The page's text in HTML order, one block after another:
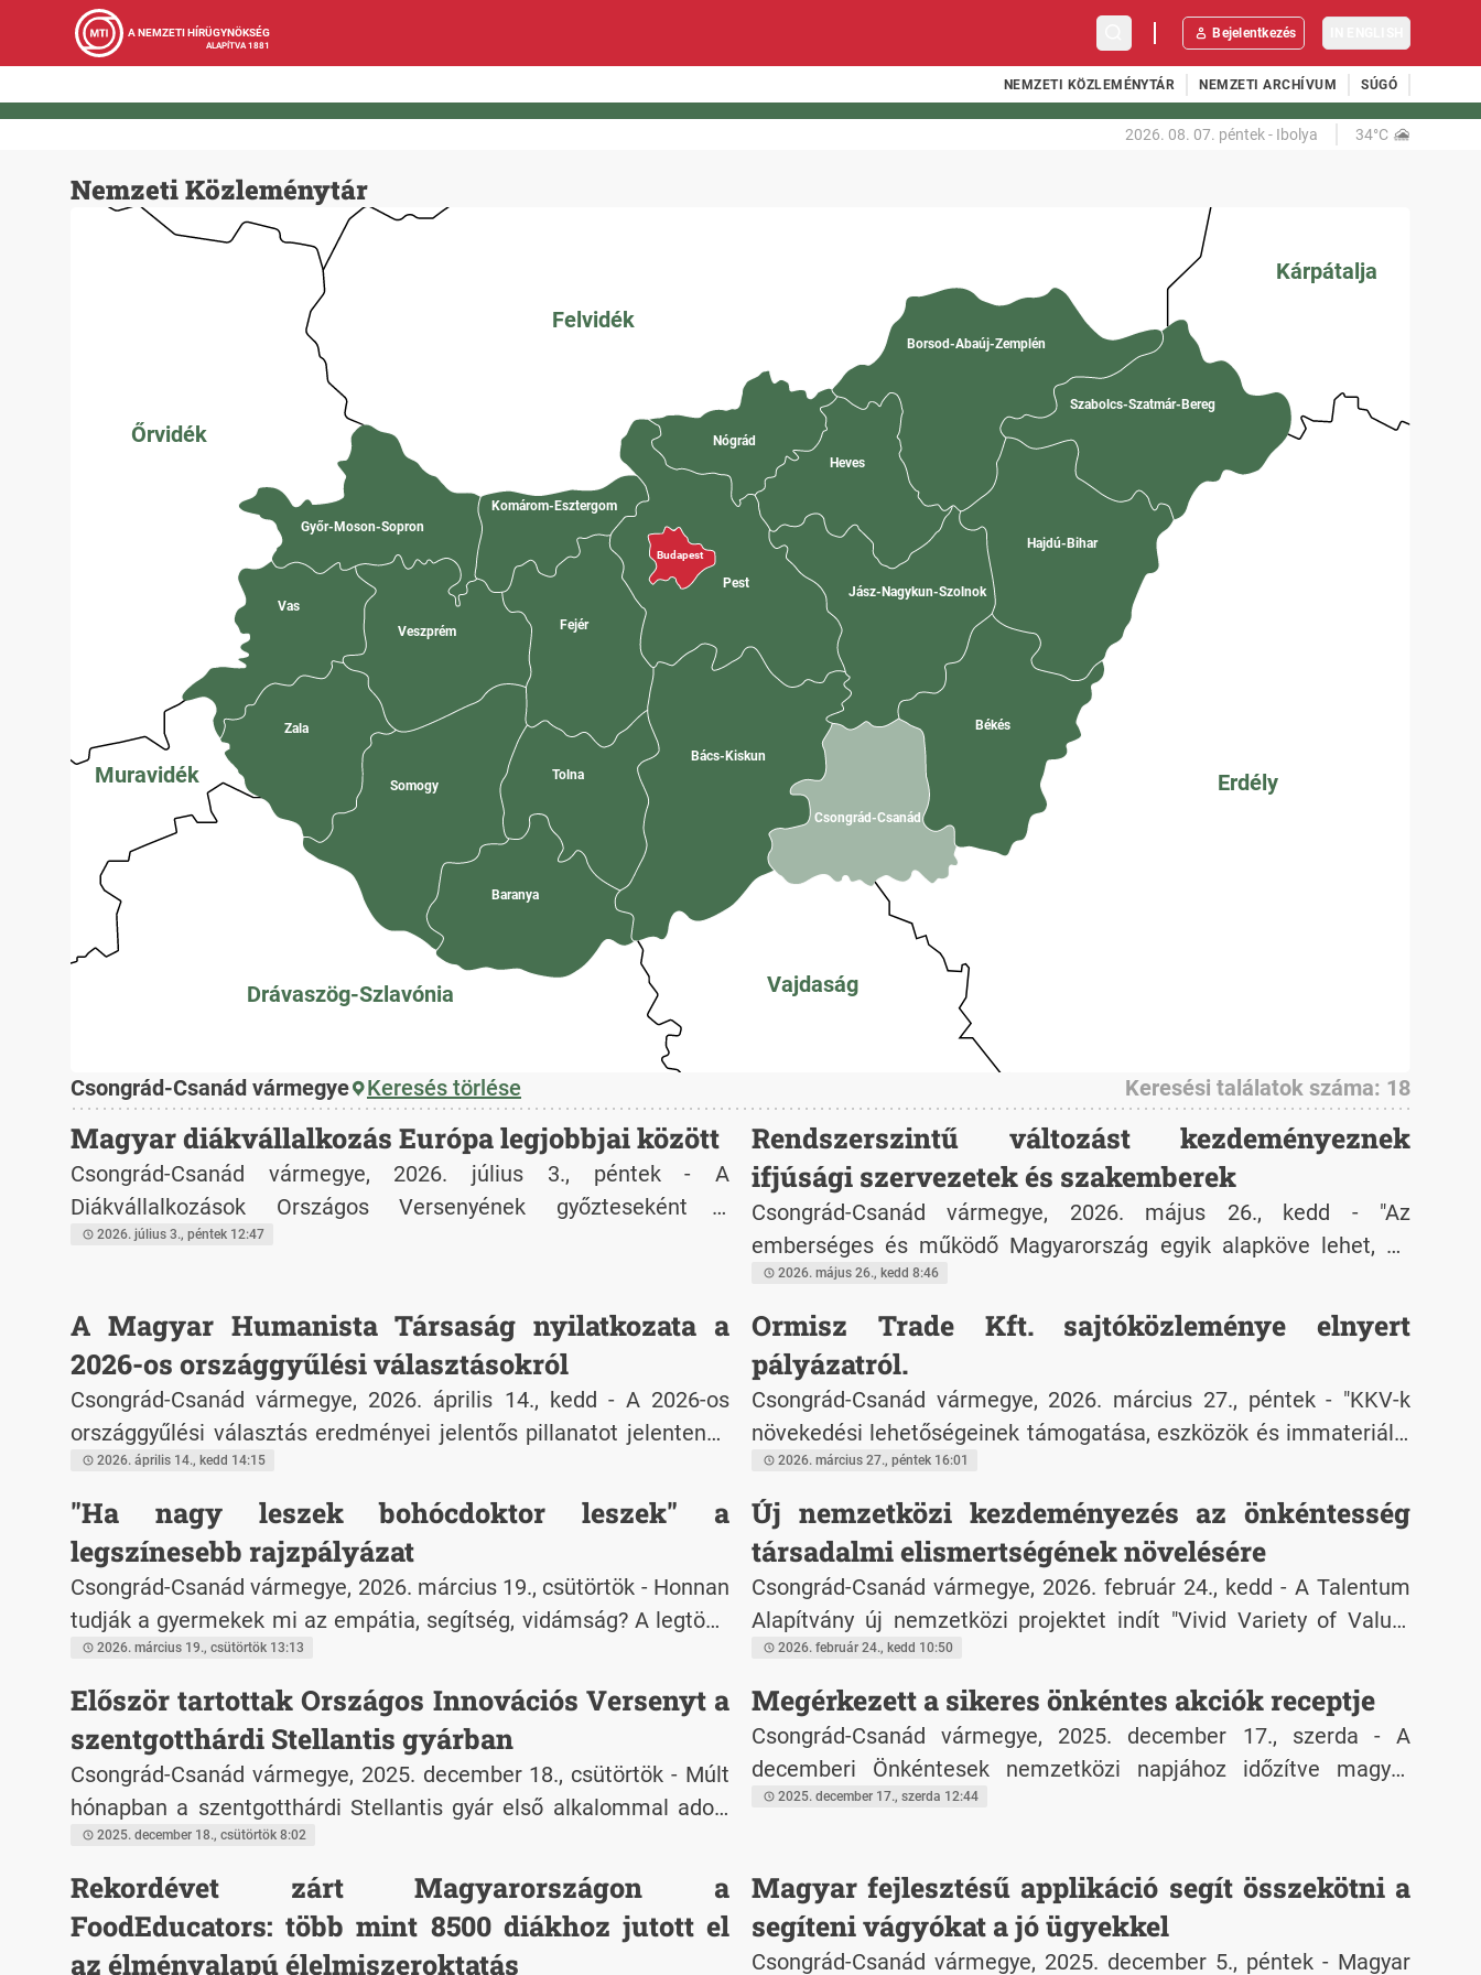
A NEMZETI HÍRÜGYNÖKSÉG
ALAPÍTVA 1881
Bejelentkezés
NEMZETI KÖZLEMÉNYTÁR NEMZETI ARCHÍVUM SÚGÓ
2026. 08. 07. péntek- Ibolya 34°C
Nemzeti Közleménytár
Őrvidék
Drávaszög-Szlavónia Vajdaság
Felvidék
Kárpátalja
Erdély
Muravidék
Vas
Zala
Győr-Moson-Sopron
Pest
Budapest
Baranya
Szabolcs-Szatmár-Bereg
Hajdú-Bihar
Békés
Bács-Kiskun
Csongrád-Csanád
Fejér
Tolna
Komárom-Esztergom
Somogy
Veszprém
Borsod-Abaúj-Zemplén
Nógrád
Heves
Jász-Nagykun-Szolnok
Csongrád-Csanád vármegye Keresés törlése Keresési találatok száma: 18
Magyar diákvállalkozás Európa legjobbjai között
Csongrád-Csanád vármegye, 2026. július 3., péntek - A
Diákvállalkozások Országos Versenyének győzteseként a
nyíregyházi RECAF csapata képviseli Magyarországot a GEN-E
bajnoksága. A rangos nemzetközi eseményt 2026. július 7-9. között
Rigában rendezik meg, ahol közel 40 ország legtehetségesebb
diákvállalkozói mérik össze tudásukat.
2026. július 3., péntek 12:47
Rendszerszintű változást kezdeményeznek
ifjúsági szervezetek és szakemberek
Csongrád-Csanád vármegye, 2026. május 26., kedd - "Az
emberséges és működő Magyarország egyik alapköve lehet, ha
fiataljaink erős közösségekkel és jövőképpel rendelkeznek" –
olvasható az ifjúsági szakemberek által kezdeményezett
állásfoglalásban.
2026. május 26., kedd 8:46
A Magyar Humanista Társaság nyilatkozata a
2026-os országgyűlési választásokról
Csongrád-Csanád vármegye, 2026. április 14., kedd - A 2026-os
országgyűlési választás eredményei jelentős pillanatot jelentenek
Magyarország életében. A magas részvétel mellett a
választópolgárok világosan kifejezték demokratikus akaratukat és
a változás iránti igényüket.
2026. április 14., kedd 14:15
Ormisz Trade Kft. sajtóközleménye elnyert
pályázatról.
Csongrád-Csanád vármegye, 2026. március 27., péntek - "KKV-k
növekedési lehetőségeinek támogatása, eszközök és immateriális
javak beszerzése"
2026. március 27., péntek 16:01
"Ha nagy leszek bohócdoktor leszek" a
legszínesebb rajzpályázat
Csongrád-Csanád vármegye, 2026. március 19., csütörtök - Honnan
tudják a gyermekek mi az empátia, segítség, vidámság? A legtöbb
gyermekkel szerencsére nem találkozunk kórházi keretek között.
De a rajzoláshoz pont elég, ha elképzelik mivel vidíthatjuk, Ők
mivel vidítanák fel kevésbé szerencsés, kórházba került
pajtásaikat, barátaikat. Helyezkedj bele a szerepbe és rajzold le, Te
hogyan segítenél! A mai nappal újraindul alapítványunk
rajzpályázata a "Ha nagy leszek, Bohócdoktor leszek".
2026. március 19., csütörtök 13:13
Új nemzetközi kezdeményezés az önkéntesség
társadalmi elismertségének növelésére
Csongrád-Csanád vármegye, 2026. február 24., kedd - A Talentum
Alapítvány új nemzetközi projektet indít "Vivid Variety of Value-
based Volunteering – 4V" címmel, amely az önkéntesség
társadalmi elismertségének növelését, az önkéntesek számának
bővítését és a fogadó szervezetek megerősítését célozza. A
Csehország, Magyarország, Lengyelország és Szlovákia
részvételével megvalósuló program képzések, találkozók és
2026. február 24., kedd 10:50
Először tartottak Országos Innovációs Versenyt a
szentgotthárdi Stellantis gyárban
Csongrád-Csanád vármegye, 2025. december 18., csütörtök - Múlt
hónapban a szentgotthárdi Stellantis gyár első alkalommal adott
otthont az országos a Dream About Tomorrow (aDAT) innovációs
versenynek.
2025. december 18., csütörtök 8:02
Megérkezett a sikeres önkéntes akciók receptje
Csongrád-Csanád vármegye, 2025. december 17., szerda - A
decemberi Önkéntesek nemzetközi napjához időzítve magyar
nyelven is megjelent a Voluntary Action Cuisine projekt kiadványa,
egyszerűbb tervezéséhez és lebonyolításához, öt európai ország
bevált tapasztalataira építve. Akár új ötletekre vágyik valaki, akár
már működő akcióit szeretné továbbfejleszteni, ez a kiadvány
2025. december 17., szerda 12:44
Rekordévet zárt Magyarországon a
FoodEducators: több mint 8500 diákhoz jutott el
az élményalapú élelmiszeroktatás
Magyar fejlesztésű applikáció segít összekötni a
segíteni vágyókat a jó ügyekkel
Csongrád-Csanád vármegye, 2025. december 5., péntek - Magyar